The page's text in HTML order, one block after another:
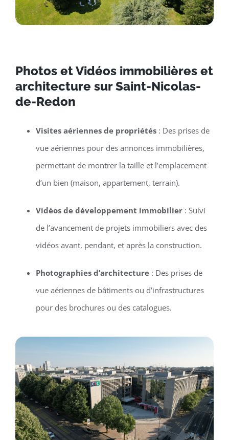
Photos et Vidéos immobilières et
architecture sur Saint-Nicolas-
de-Redon
Visites aériennes de propriétés: Des prises de
vue aériennes pour des annonces immobilières,
permettant de montrer la taille et l’emplacement
d’un bien (maison, appartement, terrain).
Vidéos de développement immobilier: Suivi
de l’avancement de projets immobiliers avec des
vidéos avant, pendant, et après la construction.
Photographies d’architecture: Des prises de
vue aériennes de bâtiments ou d’infrastructures
pour des brochures ou des catalogues.